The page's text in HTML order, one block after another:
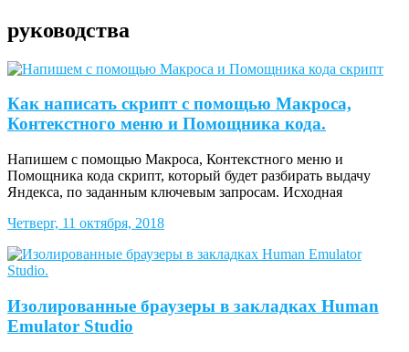
руководства
Как написать скрипт с помощью Макроса,
Контекстного меню и Помощника кода.
Напишем с помощью Макроса, Контекстного меню и
Помощника кода скрипт, который будет разбирать выдачу
Яндекса, по заданным ключевым запросам. Исходная
Четверг, 11 октября, 2018
Изолированные браузеры в закладках Human
Emulator Studio